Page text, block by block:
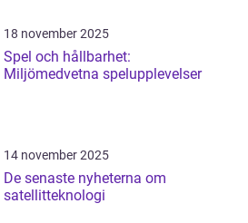
18 november 2025
Spel och hållbarhet:
Miljömedvetna spelupplevelser
14 november 2025
De senaste nyheterna om
satellitteknologi